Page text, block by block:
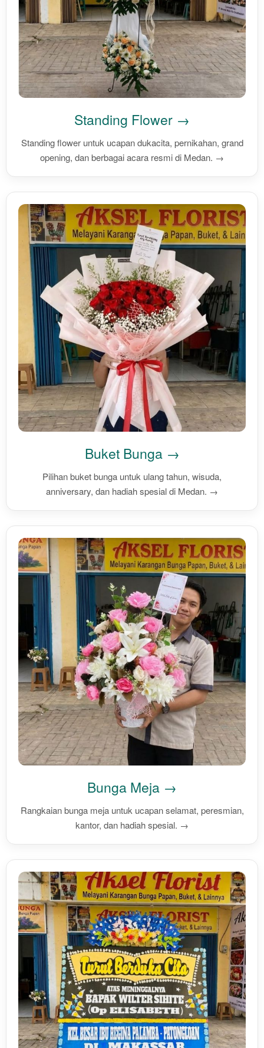
Standing Flower →
Standing flower untuk ucapan dukacita, pernikahan, grand
opening, dan berbagai acara resmi di Medan. →
Buket Bunga →
Pilihan buket bunga untuk ulang tahun, wisuda,
anniversary, dan hadiah spesial di Medan. →
Bunga Meja →
Rangkaian bunga meja untuk ucapan selamat, peresmian,
kantor, dan hadiah spesial. →